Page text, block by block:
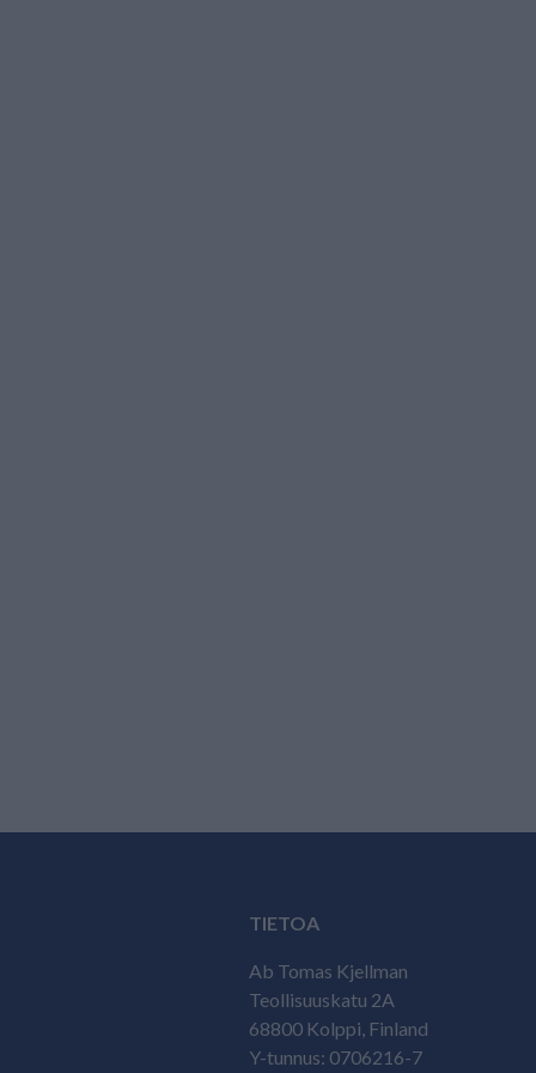
TIETOA
Ab Tomas Kjellman
Teollisuuskatu 2A
68800 Kolppi, Finland
Y-tunnus: 0706216-7